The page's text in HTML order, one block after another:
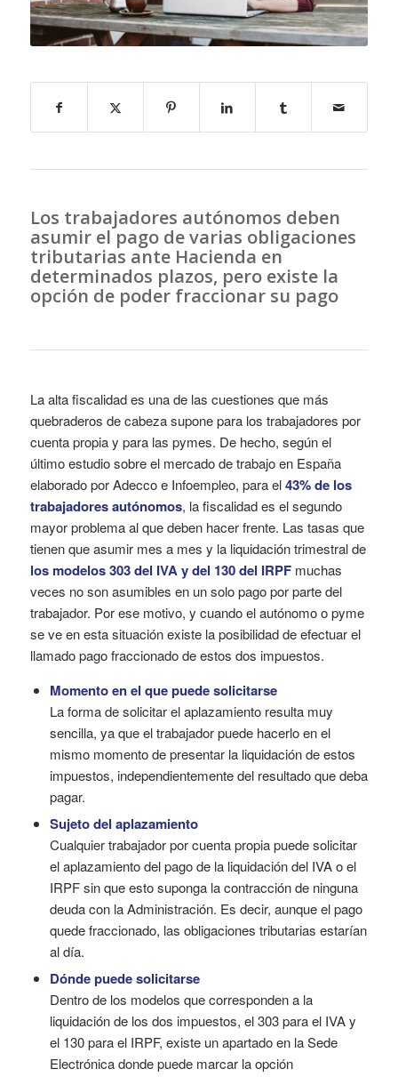
Los trabajadores autónomos deben
asumir el pago de varias obligaciones
tributarias ante Hacienda en
determinados plazos, pero existe la
opción de poder fraccionar su pago
La alta fiscalidad es una de las cuestiones que más
quebraderos de cabeza supone para los trabajadores por
cuenta propia y para las pymes. De hecho, según el
último estudio sobre el mercado de trabajo en España
elaborado por Adecco e Infoempleo, para el43% de los
trabajadores autónomos, la fiscalidad es el segundo
mayor problema al que deben hacer frente. Las tasas que
tienen que asumir mes a mes y la liquidación trimestral de
los modelos 303 del IVA y del 130 del IRPFmuchas
veces no son asumibles en un solo pago por parte del
trabajador. Por ese motivo, y cuando el autónomo o pyme
se ve en esta situación existe la posibilidad de efectuar el
llamado pago fraccionado de estos dos impuestos.
Momento en el que puede solicitarse
La forma de solicitar el aplazamiento resulta muy
sencilla, ya que el trabajador puede hacerlo en el
mismo momento de presentar la liquidación de estos
impuestos, independientemente del resultado que deba
pagar.
Sujeto del aplazamiento
Cualquier trabajador por cuenta propia puede solicitar
el aplazamiento del pago de la liquidación del IVA o el
IRPF sin que esto suponga la contracción de ninguna
deuda con la Administración. Es decir, aunque el pago
quede fraccionado, las obligaciones tributarias estarían
al día.
Dónde puede solicitarse
Dentro de los modelos que corresponden a la
liquidación de los dos impuestos, el 303 para el IVA y
el 130 para el IRPF, existe un apartado en la Sede
Electrónica donde puede marcar la opción